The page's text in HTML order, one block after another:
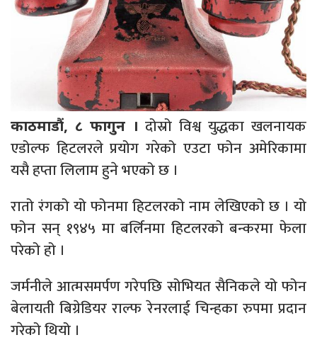
काठमाडौं, ८ फागुन । दोस्रो विश्व युद्धका खलनायक
एडोल्फ हिटलरले प्रयोग गरेको एउटा फोन अमेरिकामा
यसै हप्ता लिलाम हुने भएको छ ।
रातो रंगको यो फोनमा हिटलरको नाम लेखिएको छ । यो
फोन सन् १९४५ मा बर्लिनमा हिटलरको बन्करमा फेला
परेको हो ।
जर्मनीले आत्मसमर्पण गरेपछि सोभियत सैनिकले यो फोन
बेलायती बिग्रेडियर राल्फ रेनरलाई चिन्हका रुपमा प्रदान
गरेको थियो ।